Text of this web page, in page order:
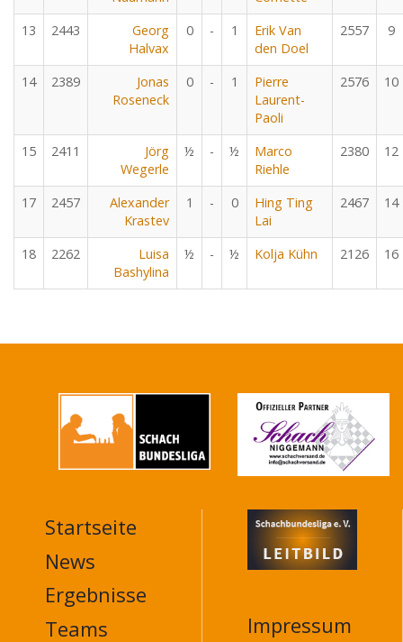
13 2443
Georg
Halvax
0 - 1
Erik Van
den Doel
2557 9
14 2389
Jonas
Roseneck
0 - 1
Pierre
Laurent-
Paoli
2576 10
15 2411
Jörg
Wegerle
½ - ½
Marco
Riehle
2380 12
17 2457
Alexander
Krastev
1 - 0
Hing Ting
Lai
2467 14
18 2262
Luisa
Bashylina
½ - ½ Kolja Kühn 2126 16
MAIN
NAVIGATION
FOOTER
Startseite
News
Ergebnisse
Teams
Impressum